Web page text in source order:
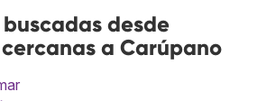
buscadas desde
a Carúpano